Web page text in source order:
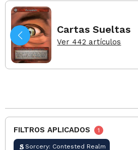
Cartas Sueltas
Ver 442 artículos
FILTROS APLICADOS 1
Sorcery: Contested Realm